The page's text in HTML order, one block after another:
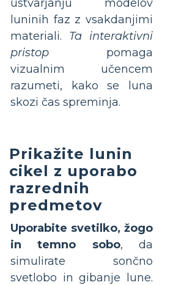
ustvarjanju modelov
luninih faz z vsakdanjimi
materiali. Ta interaktivni
pristop pomaga
vizualnim učencem
razumeti, kako se luna
skozi čas spreminja.
Prikažite lunin
cikel z uporabo
razrednih
predmetov
Uporabite svetilko, žogo
in temno sobo, da
simulirate sončno
svetlobo in gibanje lune.